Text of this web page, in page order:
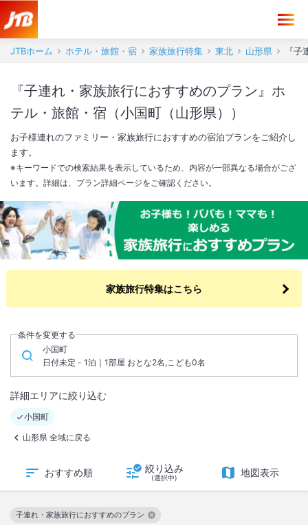
JTBホーム ホテル・旅館・宿 家族旅行特集 東北 山形県 『
『子連れ・家族旅行におすすめのプラン』ホ
テル・旅館・宿（小国町（山形県））
お子様連れのファミリー・家族旅行におすすめの宿泊プランをご紹介し
ます。
※キーワードでの検索結果を表示しているため、内容が一部異なる場合がござ
います。詳細は、プラン詳細ページをご確認ください。
家族旅行特集はこちら
条件を変更する
小国町
日付未定 - 1泊｜1部屋 おとな2名,こども0名
詳細エリアに絞り込む
小国町
山形県 全域に戻る
おすすめ順 絞り込み
(選択中) 地図表示
子連れ・家族旅行におすすめのプラン
この絞り込み条件を解除